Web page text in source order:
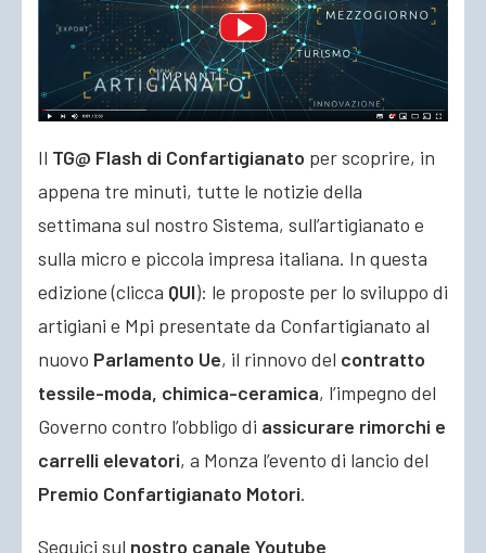
ACCEDI
Il TG@ Flash di Confartigianato per scoprire, in
appena tre minuti, tutte le notizie della
settimana sul nostro Sistema, sull’artigianato e
sulla micro e piccola impresa italiana. In questa
edizione (clicca QUI): le proposte per lo sviluppo di
artigiani e Mpi presentate da Confartigianato al
nuovo Parlamento Ue, il rinnovo del contratto
tessile-moda, chimica-ceramica, l’impegno del
Governo contro l’obbligo di assicurare rimorchi e
carrelli elevatori, a Monza l’evento di lancio del
Premio Confartigianato Motori.
Seguici sul nostro canale Youtube